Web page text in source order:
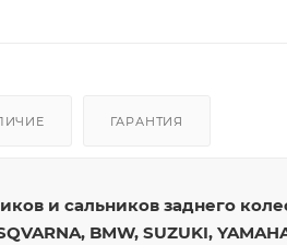
ГАРАНТИЯ
и сальников заднего
BMW, SUZUKI,